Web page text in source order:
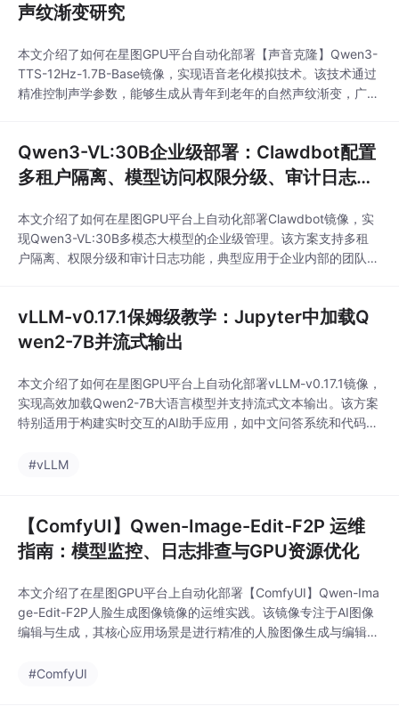
声纹渐变研究
本文介绍了如何在星图GPU平台自动化部署【声音克隆】Qwen3-
TTS-12Hz-1.7B-Base镜像，实现语音老化模拟技术。该技术通过
精准控制声学参数，能够生成从青年到老年的自然声纹渐变，广泛
Qwen3-VL:30B企业级部署：Clawdbot配置
多租户隔离、模型访问权限分级、审计日志留
本文介绍了如何在星图GPU平台上自动化部署Clawdbot镜像，实
现Qwen3-VL:30B多模态大模型的企业级管理。该方案支持多租
户隔离、权限分级和审计日志功能，典型应用于企业内部的团队协
vLLM-v0.17.1保姆级教学：Jupyter中加载Q
wen2-7B并流式输出
本文介绍了如何在星图GPU平台上自动化部署vLLM-v0.17.1镜像，
实现高效加载Qwen2-7B大语言模型并支持流式文本输出。该方案
特别适用于构建实时交互的AI助手应用，如中文问答系统和代码生
#vLLM
【ComfyUI】Qwen-Image-Edit-F2P 运维
指南：模型监控、日志排查与GPU资源优化
本文介绍了在星图GPU平台上自动化部署【ComfyUI】Qwen-Ima
ge-Edit-F2P人脸生成图像镜像的运维实践。该镜像专注于AI图像
编辑与生成，其核心应用场景是进行精准的人脸图像生成与编辑。
略，旨在保障生成服务的稳定与高效运行。
#ComfyUI